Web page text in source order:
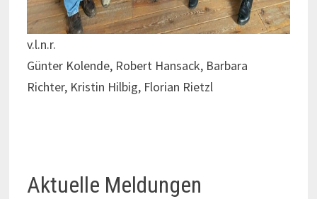
v.l.n.r.
Günter Kolende, Robert Hansack, Barbara
Richter, Kristin Hilbig, Florian Rietzl
Aktuelle Meldungen